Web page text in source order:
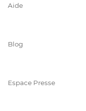
Aide
Blog
Espace Presse